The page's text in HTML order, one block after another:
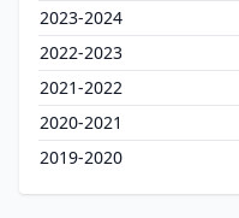
2023-2024
2022-2023
2021-2022
2020-2021
2019-2020